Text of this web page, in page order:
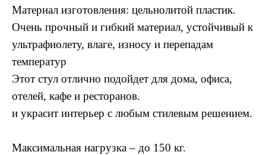
Материал изготовления: цельнолитой пластик.
Очень прочный и гибкий материал, устойчивый к
ультрафиолету, влаге, износу и перепадам
температур
Этот стул отлично подойдет для дома, офиса,
отелей, кафе и ресторанов.
и украсит интерьер с любым стилевым решением.
Максимальная нагрузка – до 150 кг.